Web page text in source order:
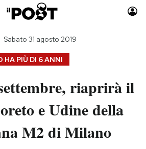
Auto
Moda
Consumismi
Storie/Idee
HA PIÙ DI 6 ANNI
Sabato 31 agosto 2019
riaprirà il
e Udine della
M2 di Milano